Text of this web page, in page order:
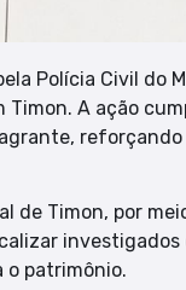
Polícia Civil do
Timon. A ação
de Timon, por
o patrimônio.